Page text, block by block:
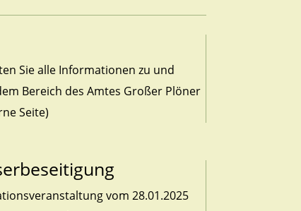
Sie alle Informationen zu und
Bereich des Amtes Großer Plöner
Seite)
vom 28.01.2025